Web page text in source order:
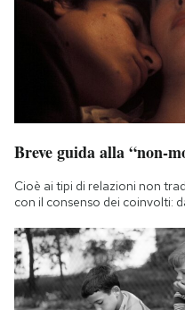
Breve guida alla “non-
Cioè ai tipi di relazioni non
con il consenso dei coinvolti: